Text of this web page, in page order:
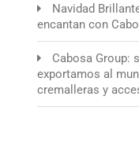
Navidad
encantan con
Cabosa Group:
exportamos al
cremalleras y